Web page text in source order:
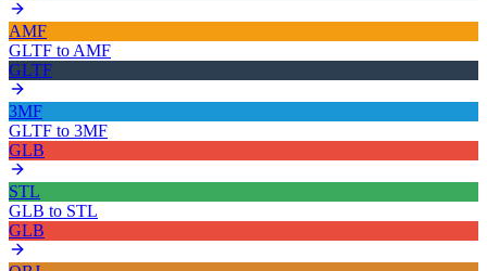
AMF
GLTF to AMF
GLTF
3MF
GLTF to 3MF
GLB
STL
GLB to STL
GLB